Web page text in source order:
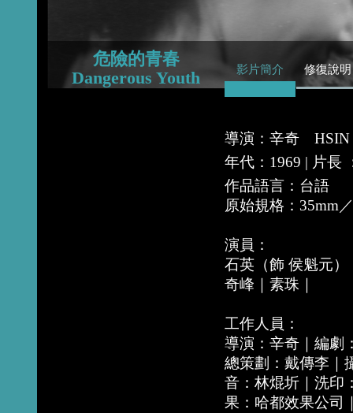
危險的青春
Dangerous Youth
影片簡介 修復說明
導演：辛奇 HSIN
年代：1969 | 片長
作品語言：台語
原始規格：35mm
演員：
石英（飾 侯魁元
奇峰｜素珠｜
工作人員：
導演：辛奇｜編劇
總策劃：戴傳李｜
音：林焜圻｜洗印
果：哈都效果公司